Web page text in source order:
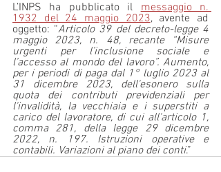
L’INPS ha pubblicato il messaggio n.
1932 del 24 maggio 2023, avente ad
oggetto: “Articolo 39 del decreto-legge 4
maggio 2023, n. 48, recante “Misure
urgenti per l’inclusione sociale e
l’accesso al mondo del lavoro”. Aumento,
per i periodi di paga dal 1° luglio 2023 al
31 dicembre 2023, dell'esonero sulla
quota dei contributi previdenziali per
l'invalidità, la vecchiaia e i superstiti a
carico del lavoratore, di cui all'articolo 1,
comma 281, della legge 29 dicembre
2022, n. 197. Istruzioni operative e
contabili. Variazioni al piano dei conti.”